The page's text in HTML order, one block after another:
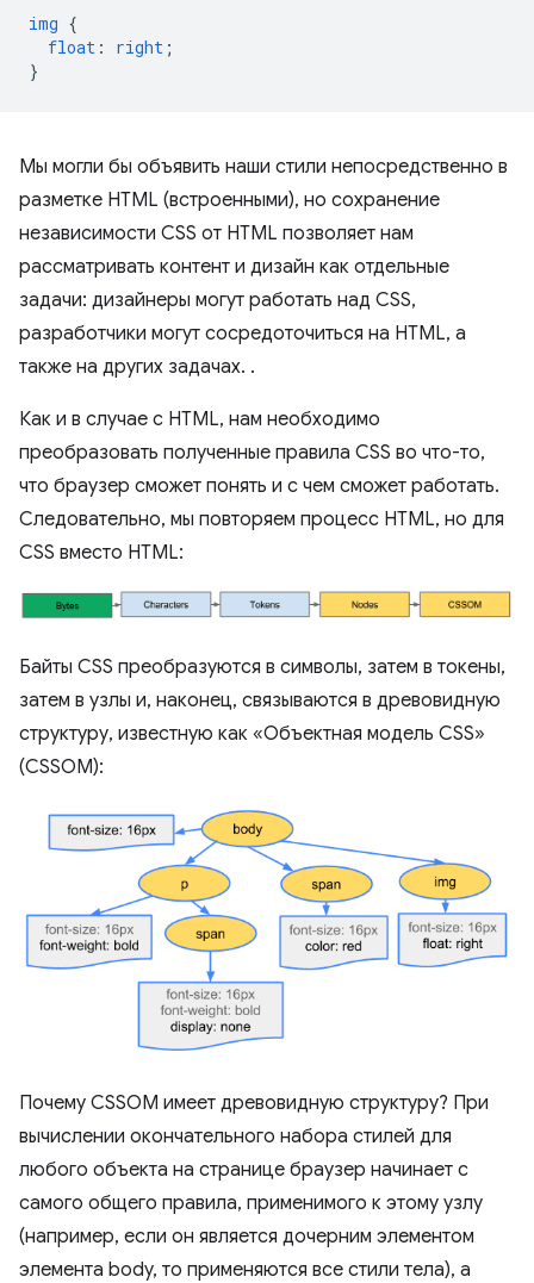
img {
float : right ;
}
Мы могли бы объявить наши стили непосредственно в
разметке HTML (встроенными), но сохранение
независимости CSS от HTML позволяет нам
рассматривать контент и дизайн как отдельные
задачи: дизайнеры могут работать над CSS,
разработчики могут сосредоточиться на HTML, а
также на других задачах. .
Как и в случае с HTML, нам необходимо
преобразовать полученные правила CSS во что-то,
что браузер сможет понять и с чем сможет работать.
Следовательно, мы повторяем процесс HTML, но для
CSS вместо HTML:
Байты CSS преобразуются в символы, затем в токены,
затем в узлы и, наконец, связываются в древовидную
структуру, известную как «Объектная модель CSS»
(CSSOM):
Почему CSSOM имеет древовидную структуру? При
вычислении окончательного набора стилей для
любого объекта на странице браузер начинает с
самого общего правила, применимого к этому узлу
(например, если он является дочерним элементом
элемента body, то применяются все стили тела), а